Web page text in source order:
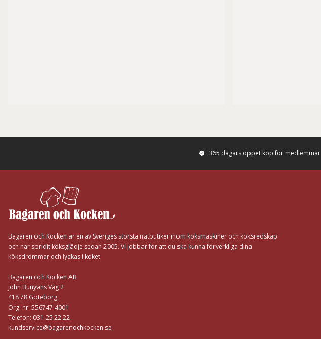
365 dagars öppet köp för medlemmar
Bagaren och Kocken är en av Sveriges största nätbutiker inom köksmaskiner och köksredskap
och har spridit köksglädje sedan 2005. Vi jobbar för att du ska kunna förverkliga dina
köksdrömmar och lyckas i köket.
Bagaren och Kocken AB
John Bunyans Väg 2
418 78 Göteborg
Org. nr: 556747-4001
Telefon: 031-25 22 22
kundservice@bagarenochkocken.se